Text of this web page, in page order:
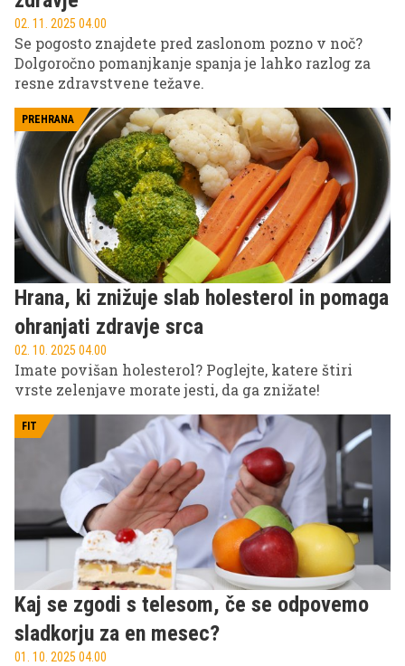
02. 11. 2025 04.00
Se pogosto znajdete pred zaslonom pozno v noč?
Dolgoročno pomanjkanje spanja je lahko razlog za
resne zdravstvene težave.
PREHRANA
Hrana, ki znižuje slab holesterol in pomaga
ohranjati zdravje srca
02. 10. 2025 04.00
Imate povišan holesterol? Poglejte, katere štiri
vrste zelenjave morate jesti, da ga znižate!
FIT
Kaj se zgodi s telesom, če se odpovemo
sladkorju za en mesec?
01. 10. 2025 04.00